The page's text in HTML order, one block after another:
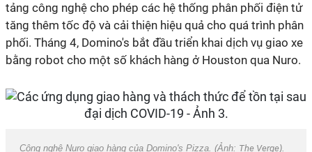
tảng công nghệ cho phép các hệ thống phân phối điện tử
tăng thêm tốc độ và cải thiện hiệu quả cho quá trình phân
phối. Tháng 4, Domino's bắt đầu triển khai dịch vụ giao xe
bằng robot cho một số khách hàng ở Houston qua Nuro.
Công nghệ Nuro giao hàng của Domino's Pizza. (Ảnh: The Verge).